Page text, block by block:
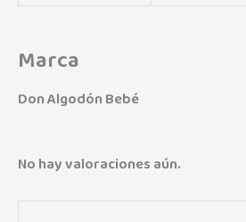
Marca
Don Algodón Bebé
No hay valoraciones aún.